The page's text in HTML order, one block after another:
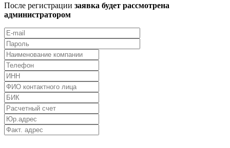
После регистрации заявка будет рассмотрена
администратором